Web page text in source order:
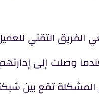
الفريق التقني
وصلت إلى
المشكلة تقع بين